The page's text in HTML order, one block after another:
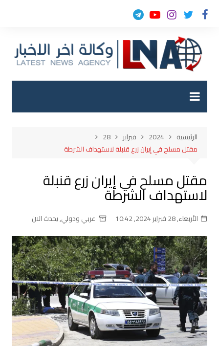
التجاوز
الرئيسية 2024 فبراير
28
مقتل مسلح في إيران زرع قنبلة لاستهداف الشرطة
مقتل مسلح في إيران زرع قنبلة
لاستهداف الشرطة
الأربعاء, 28 فبراير 2024, 10:42 عربي ودولي,يحدث الان